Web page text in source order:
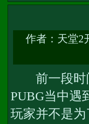
作者： 天堂2
前一段时间
PUBG当中遇
玩家并不是